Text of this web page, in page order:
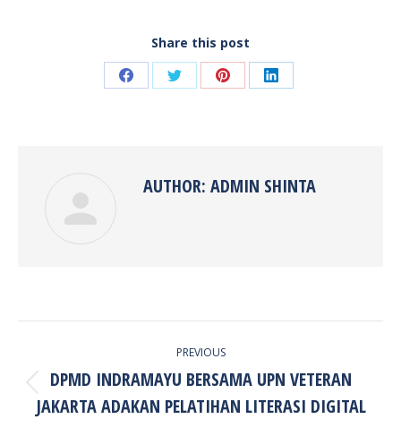
Share this post
Share Share Share Share
AUTHOR: ADMIN SHINTA
PREVIOUS
Previous
post:
DPMD INDRAMAYU BERSAMA UPN VETERAN
JAKARTA ADAKAN PELATIHAN LITERASI DIGITAL